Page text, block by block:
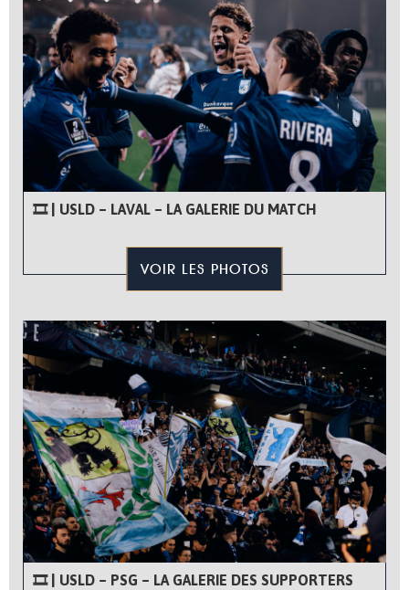
🎞 | USLD – LAVAL – LA GALERIE DU MATCH
VOIR LES PHOTOS
🎞 | USLD – PSG – LA GALERIE DES SUPPORTERS